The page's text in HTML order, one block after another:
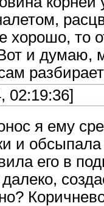
хорошо, то
и думаю,
02:19:36]
я ему
и
его в